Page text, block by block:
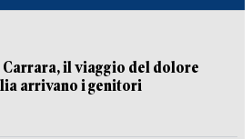
il viaggio del dolore
arrivano i genitori